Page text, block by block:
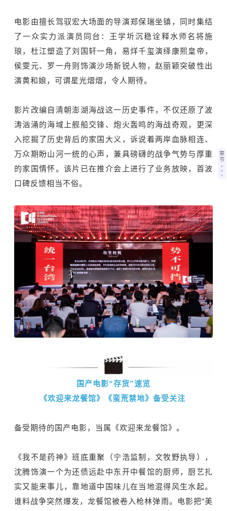
电影由擅长驾驭宏大场面的导演郑保瑞坐镇，同时集结
了一众实力派演员同台：王学圻沉稳诠释水师名将施
琅，杜江塑造了刘国轩一角，易烊千玺演绎康熙皇帝，
侯雯元、罗一舟则饰演沙场新锐人物，赵丽颖突破性出
演黄和娘，可谓星光熠熠，令人期待。
影片改编自清朝澎湖海战这一历史事件，不仅还原了波
涛汹涌的海域上舰船交锋、炮火轰鸣的海战奇观，更深
入挖掘了历史背后的家国大义，诉说着两岸血脉相连、
万众期盼山河一统的心声，兼具磅礴的战争气势与厚重
的家国情怀。该片已在推介会上进行了业务放映，首波
口碑反馈相当不俗。
国产电影“存货”速览
《欢迎来龙餐馆》《蛮荒禁地》备受关注
备受期待的国产电影，当属《欢迎来龙餐馆》。
《我不是药神》班底重聚（宁浩监制，文牧野执导），
沈腾饰演一个为还债远赴中东开中餐馆的厨师，厨艺扎
实又能来事儿，靠地道中国味儿在当地混得风生水起。
谁料战争突然爆发，龙餐馆被卷入枪林弹雨。电影把“美
章
节